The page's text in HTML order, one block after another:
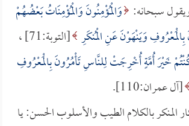
وَالْمُؤْمِنُونَ وَالْمُؤْمِنَاتُ بَعْضُهُمْ
وَيَنْهَوْنَ عَنِ الْمُنكَرِ
[التوبة:71] ،
خَيْرَ أُمَّةٍ أُخْرِجَتْ لِلنَّاسِ تَأْمُرُونَ بِالْمَعْرُوفِ
[آل عمران:110].
المنكر بالكلام الطيب والأسلوب الحسن: يا